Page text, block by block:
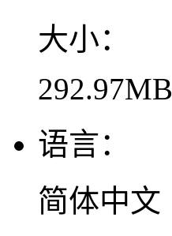
大小：
292.97MB
语言：
简体中文